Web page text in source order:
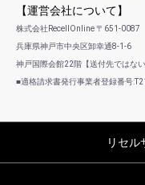
【運営会社について】
株式会社RecellOnline 〒651-0087
兵庫県神戸市中央区卸幸通8-1-6
神戸国際会館22階【送付先ではな
■適格請求書発行事業者登録番号
リセル